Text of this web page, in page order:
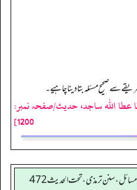
سے صحیح مسئلہ بتا دینا چاہیے۔
عطا الله ساجد، حدیث/صفحہ نمبر:
1200]
و مسائل، سنن ترمذی، تحت الحديث 472